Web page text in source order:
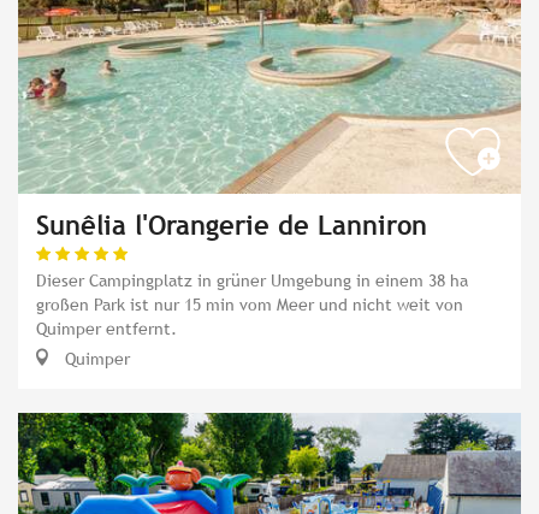
Sunêlia l'Orangerie de Lanniron
Dieser Campingplatz in grüner Umgebung in einem 38 ha
großen Park ist nur 15 min vom Meer und nicht weit von
Quimper entfernt.
Quimper